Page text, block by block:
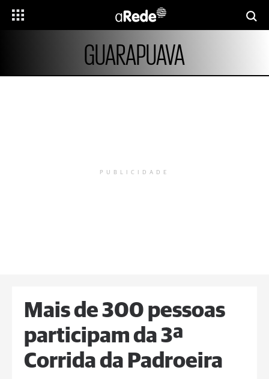
GUARAPUAVA
PUBLICIDADE
Mais de 300 pessoas
participam da 3ª
Corrida da Padroeira